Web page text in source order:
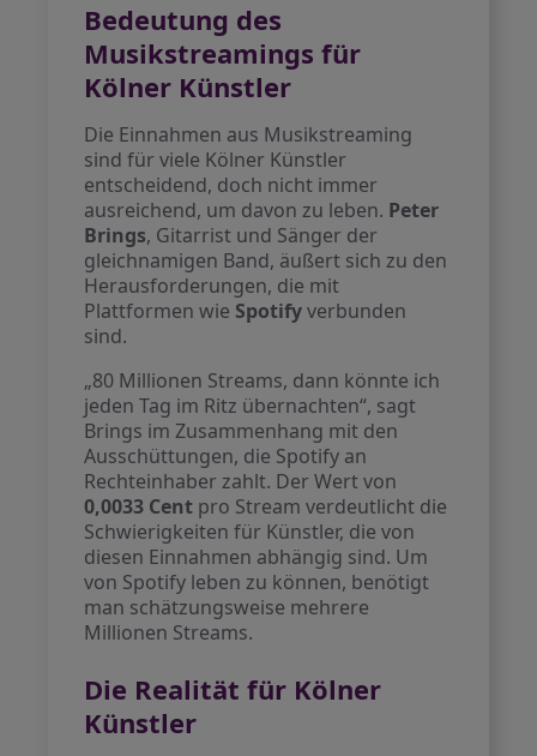
Bedeutung des
Musikstreamings für
Kölner Künstler
Die Einnahmen aus Musikstreaming
sind für viele Kölner Künstler
entscheidend, doch nicht immer
ausreichend, um davon zu leben. Peter
Brings, Gitarrist und Sänger der
gleichnamigen Band, äußert sich zu den
Herausforderungen, die mit
Plattformen wie Spotifyverbunden
sind.
„80 Millionen Streams, dann könnte ich
jeden Tag im Ritz übernachten“, sagt
Brings im Zusammenhang mit den
Ausschüttungen, die Spotify an
Rechteinhaber zahlt. Der Wert von
0,0033 Cent pro Stream verdeutlicht die
Schwierigkeiten für Künstler, die von
diesen Einnahmen abhängig sind. Um
von Spotify leben zu können, benötigt
man schätzungsweise mehrere
Millionen Streams.
Die Realität für Kölner
Künstler